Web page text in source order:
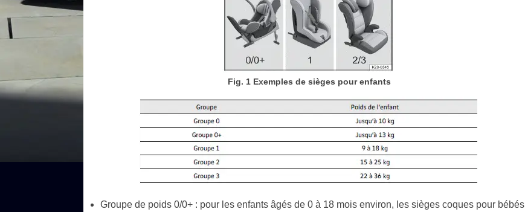
Fig. 1 Exemples de sièges pour enfants
Groupe de poids 0/0+ : pour les enfants âgés de 0 à 18 mois environ, les sièges coques pour bébés